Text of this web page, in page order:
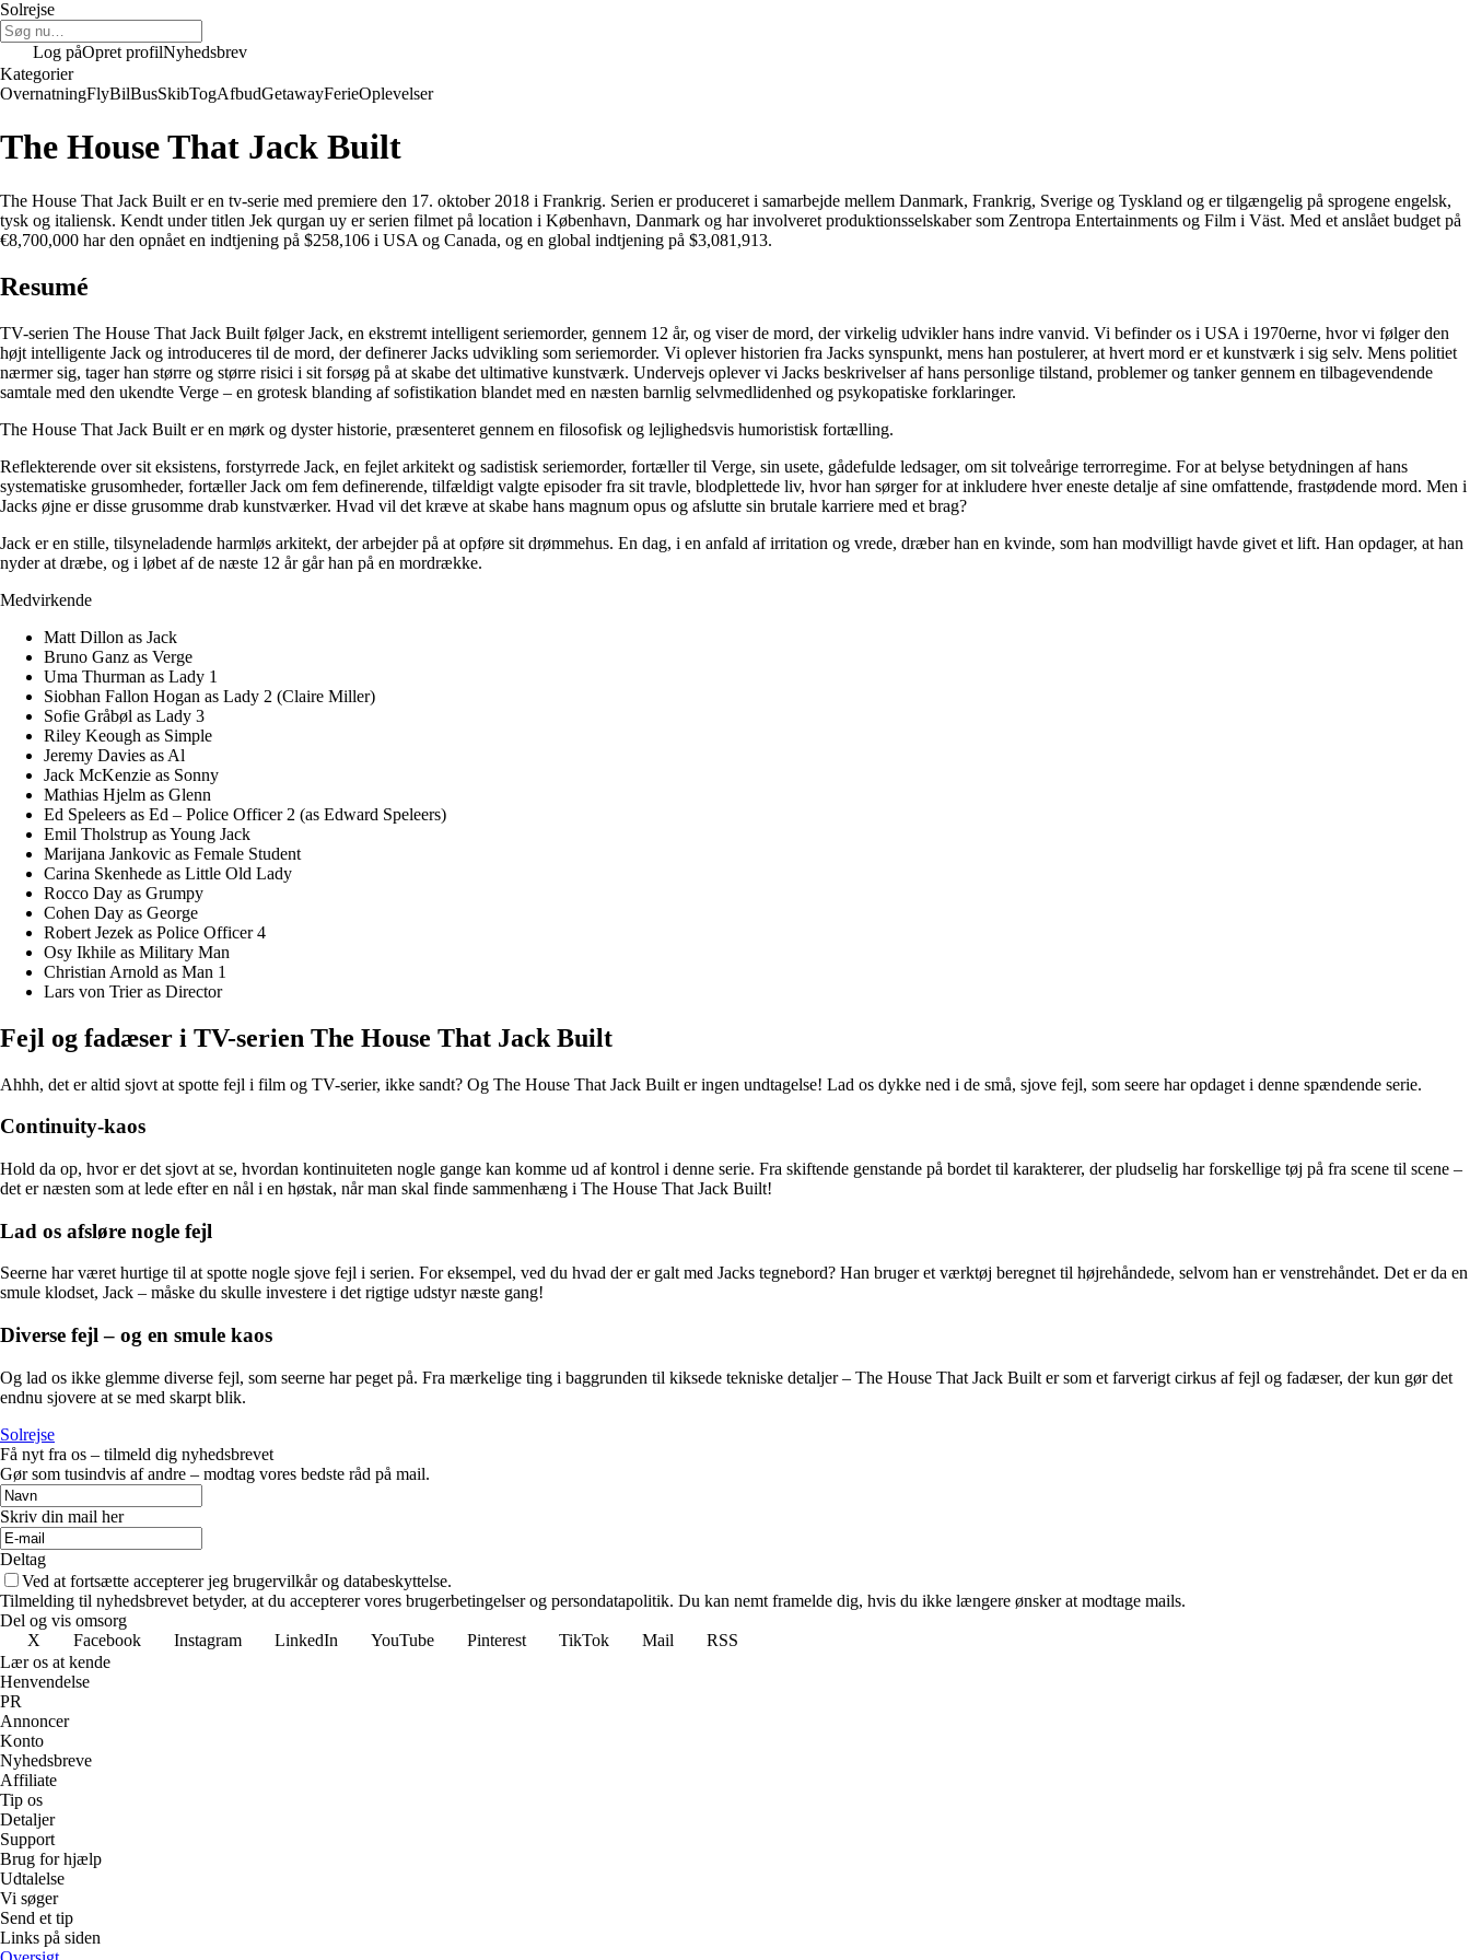
Solrejse
Log påOpret profilNyhedsbrev
Kategorier
OvernatningFlyBilBusSkibTogAfbudGetawayFerieOplevelser
The House That Jack Built
The House That Jack Built er en tv-serie med premiere den 17. oktober 2018 i Frankrig. Serien er produceret i samarbejde mellem Danmark, Frankrig, Sverige og Tyskland og er tilgængelig på sprogene engelsk,
tysk og italiensk. Kendt under titlen Jek qurgan uy er serien filmet på location i København, Danmark og har involveret produktionsselskaber som Zentropa Entertainments og Film i Väst. Med et anslået budget på
€8,700,000 har den opnået en indtjening på $258,106 i USA og Canada, og en global indtjening på $3,081,913.
Resumé
TV-serien The House That Jack Built følger Jack, en ekstremt intelligent seriemorder, gennem 12 år, og viser de mord, der virkelig udvikler hans indre vanvid. Vi befinder os i USA i 1970erne, hvor vi følger den
højt intelligente Jack og introduceres til de mord, der definerer Jacks udvikling som seriemorder. Vi oplever historien fra Jacks synspunkt, mens han postulerer, at hvert mord er et kunstværk i sig selv. Mens politiet
nærmer sig, tager han større og større risici i sit forsøg på at skabe det ultimative kunstværk. Undervejs oplever vi Jacks beskrivelser af hans personlige tilstand, problemer og tanker gennem en tilbagevendende
samtale med den ukendte Verge – en grotesk blanding af sofistikation blandet med en næsten barnlig selvmedlidenhed og psykopatiske forklaringer.
The House That Jack Built er en mørk og dyster historie, præsenteret gennem en filosofisk og lejlighedsvis humoristisk fortælling.
Reflekterende over sit eksistens, forstyrrede Jack, en fejlet arkitekt og sadistisk seriemorder, fortæller til Verge, sin usete, gådefulde ledsager, om sit tolveårige terrorregime. For at belyse betydningen af hans
systematiske grusomheder, fortæller Jack om fem definerende, tilfældigt valgte episoder fra sit travle, blodplettede liv, hvor han sørger for at inkludere hver eneste detalje af sine omfattende, frastødende mord. Men i
Jacks øjne er disse grusomme drab kunstværker. Hvad vil det kræve at skabe hans magnum opus og afslutte sin brutale karriere med et brag?
Jack er en stille, tilsyneladende harmløs arkitekt, der arbejder på at opføre sit drømmehus. En dag, i en anfald af irritation og vrede, dræber han en kvinde, som han modvilligt havde givet et lift. Han opdager, at han
nyder at dræbe, og i løbet af de næste 12 år går han på en mordrække.
Medvirkende
Matt Dillon as Jack
Bruno Ganz as Verge
Uma Thurman as Lady 1
Siobhan Fallon Hogan as Lady 2 (Claire Miller)
Sofie Gråbøl as Lady 3
Riley Keough as Simple
Jeremy Davies as Al
Jack McKenzie as Sonny
Mathias Hjelm as Glenn
Ed Speleers as Ed – Police Officer 2 (as Edward Speleers)
Emil Tholstrup as Young Jack
Marijana Jankovic as Female Student
Carina Skenhede as Little Old Lady
Rocco Day as Grumpy
Cohen Day as George
Robert Jezek as Police Officer 4
Osy Ikhile as Military Man
Christian Arnold as Man 1
Lars von Trier as Director
Fejl og fadæser i TV-serien The House That Jack Built
Ahhh, det er altid sjovt at spotte fejl i film og TV-serier, ikke sandt? Og The House That Jack Built er ingen undtagelse! Lad os dykke ned i de små, sjove fejl, som seere har opdaget i denne spændende serie.
Continuity-kaos
Hold da op, hvor er det sjovt at se, hvordan kontinuiteten nogle gange kan komme ud af kontrol i denne serie. Fra skiftende genstande på bordet til karakterer, der pludselig har forskellige tøj på fra scene til scene –
det er næsten som at lede efter en nål i en høstak, når man skal finde sammenhæng i The House That Jack Built!
Lad os afsløre nogle fejl
Seerne har været hurtige til at spotte nogle sjove fejl i serien. For eksempel, ved du hvad der er galt med Jacks tegnebord? Han bruger et værktøj beregnet til højrehåndede, selvom han er venstrehåndet. Det er da en
smule klodset, Jack – måske du skulle investere i det rigtige udstyr næste gang!
Diverse fejl – og en smule kaos
Og lad os ikke glemme diverse fejl, som seerne har peget på. Fra mærkelige ting i baggrunden til kiksede tekniske detaljer – The House That Jack Built er som et farverigt cirkus af fejl og fadæser, der kun gør det
endnu sjovere at se med skarpt blik.
Solrejse
Få nyt fra os – tilmeld dig nyhedsbrevet
Gør som tusindvis af andre – modtag vores bedste råd på mail.
Skriv din mail her
Deltag
Ved at fortsætte accepterer jeg brugervilkår og databeskyttelse.
Tilmelding til nyhedsbrevet betyder, at du accepterer vores brugerbetingelser og persondatapolitik. Du kan nemt framelde dig, hvis du ikke længere ønsker at modtage mails.
Del og vis omsorg
X
Facebook Instagram LinkedIn YouTube Pinterest TikTok Mail
RSS
Lær os at kende
Henvendelse
PR
Annoncer
Konto
Nyhedsbreve
Affiliate
Tip os
Detaljer
Support
Brug for hjælp
Udtalelse
Vi søger
Send et tip
Links på siden